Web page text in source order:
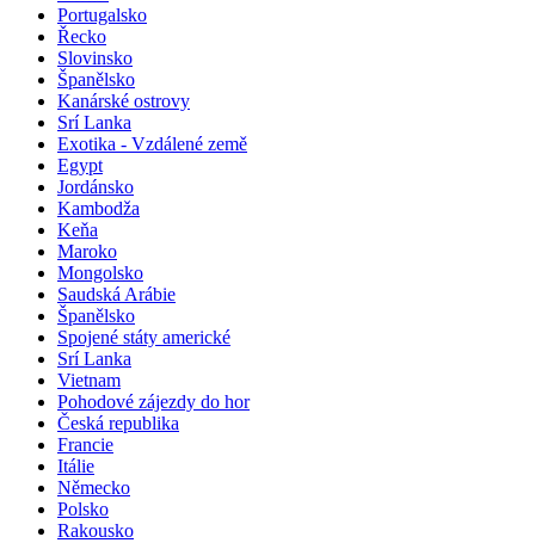
Polsko
Portugalsko
Řecko
Slovinsko
Španělsko
Kanárské ostrovy
Srí Lanka
Exotika - Vzdálené země
Egypt
Jordánsko
Kambodža
Keňa
Maroko
Mongolsko
Saudská Arábie
Španělsko
Spojené státy americké
Srí Lanka
Vietnam
Pohodové zájezdy do hor
Česká republika
Francie
Itálie
Německo
Polsko